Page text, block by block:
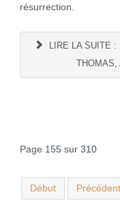
résurrection.
LIRE LA SUITE
THOMAS,
Page 155 sur 310
Début Précédent